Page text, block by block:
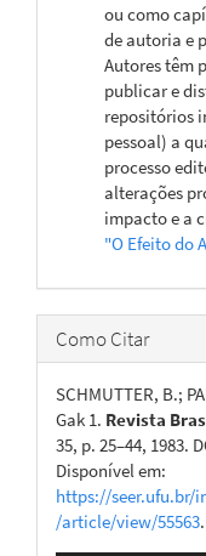
ou como
de autoria e
Autores têm
publicar e
repositórios
pessoal) a
processo
alterações
impacto e a
"O Efeito do
Como Citar
SCHMUTTER, B.;
Gak 1. Revista
35, p. 25–44, 1983.
Disponível em:
https://seer.ufu.br/
/article/view/55563